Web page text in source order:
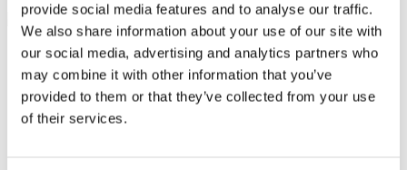
provide social media features and to analyse our traffic.
We also share information about your use of our site with
our social media, advertising and analytics partners who
may combine it with other information that you’ve
provided to them or that they’ve collected from your use
of their services.